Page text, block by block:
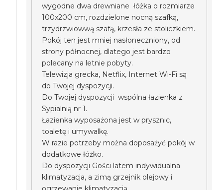
wygodne dwa drewniane łóżka o rozmiarze
100x200 cm, rozdzielone nocną szafką,
trzydrzwiowwą szafą, krzesła ze stoliczkiem.
Pokój ten jest mniej nasłoneczniony, od
strony północnej, dlatego jest bardzo
polecany na letnie pobyty.
Telewizja grecka, Netflix, Internet Wi-Fi są
do Twojej dyspozycji.
Do Twojej dyspozycji wspólna łazienka z
Sypialnią nr 1.
Łazienka wyposażona jest w prysznic,
toaletę i umywalkę.
W razie potrzeby można doposażyć pokój w
dodatkowe łóżko.
Do dyspozycji Gości latem indywidualna
klimatyzacja, a zimą grzejnik olejowy i